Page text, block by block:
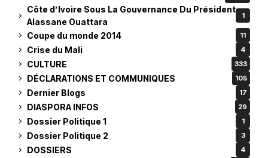
Côte d’Ivoire Sous La Gouvernance Du Président
Alassane Ouattara
1
Coupe du monde 2014 11
Crise du Mali 4
CULTURE 333
DÉCLARATIONS ET COMMUNIQUES 105
Dernier Blogs 17
DIASPORA INFOS 29
Dossier Politique 1 1
Dossier Politique 2 3
DOSSIERS 4